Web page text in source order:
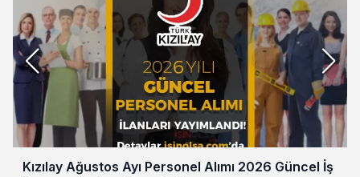
Kızılay Ağustos Ayı Personel Alımı 2026 Güncel İş